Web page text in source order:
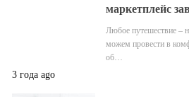
маркетплейс
Любое путешествие –
можем провести в
об…
3 года ago